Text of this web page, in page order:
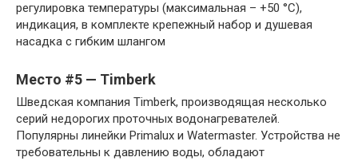
регулировка температуры (максимальная – +50 °C),
индикация, в комплекте крепежный набор и душевая
насадка с гибким шлангом
Место #5 — Timberk
Шведская компания Timberk, производящая несколько
серий недорогих проточных водонагревателей.
Популярны линейки Primalux и Watermaster. Устройства не
требовательны к давлению воды, обладают